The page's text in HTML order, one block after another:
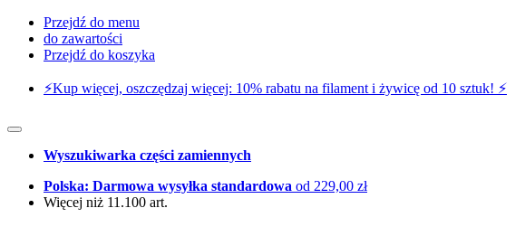
Przejdź do menu
do zawartości
Przejdź do koszyka
⚡️Kup więcej, oszczędzaj więcej: 10% rabatu na filament i żywicę od 10 sztuk! ⚡️
Wyszukiwarka części zamiennych
Polska: Darmowa wysyłka standardowa od 229,00 zł
Więcej niż 11.100 art.